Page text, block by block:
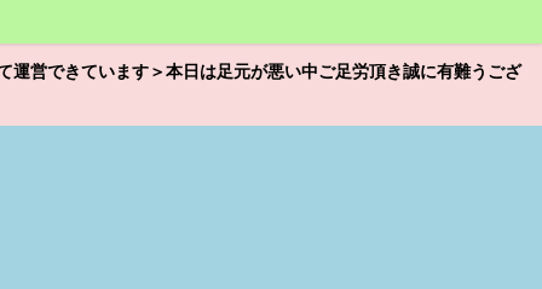
営できています＞本日は足元が悪い中ご足労頂き誠に有難うござ